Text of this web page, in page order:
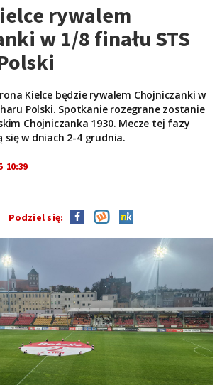
rywalem
w 1/8 finału STS
Kielce będzie rywalem Chojniczanki w
Polski. Spotkanie rozegrane zostanie
Chojniczanka 1930. Mecze tej fazy
się w dniach 2-4 grudnia.
10:39
Podziel się: